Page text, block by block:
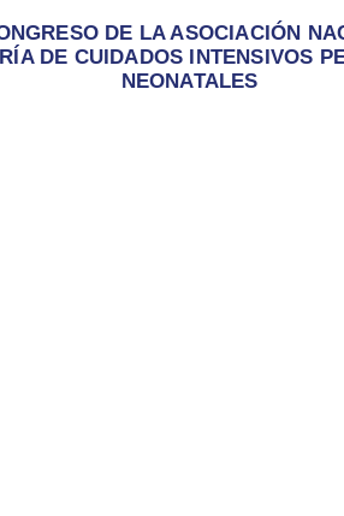
DE LA ASOCIACIÓN
DE CUIDADOS INTENSIVOS
NEONATALES